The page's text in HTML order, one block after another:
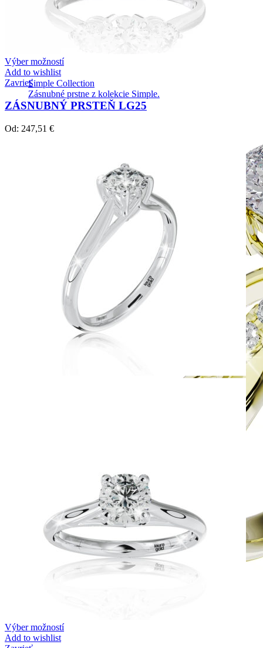
Simple Collection
Zásnubné prstne z kolekcie Simple.
Výber možností
Add to wishlist
Zavrieť
ZÁSNUBNÝ PRSTEŇ LG25
Od: 247,51 €
Výber možností
Add to wishlist